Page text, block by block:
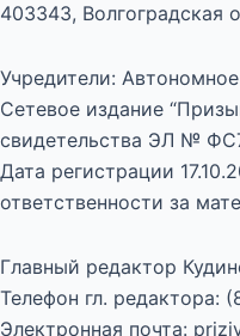
403343, Волгоградская
Учредители:
Сетевое издание
свидетельства ЭЛ №
Дата регистрации
ответственности за
Главный редактор
Телефон гл. редактора:
Электронная почта: